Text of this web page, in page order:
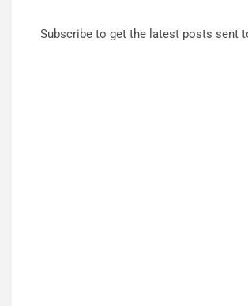
Subscribe to get the latest posts sent